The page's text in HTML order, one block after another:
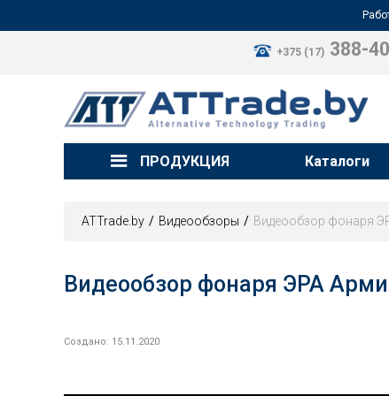
+375 (17) 388-
ПРОДУКЦИЯ Каталоги
ATTrade.by Видеообзоры Видеообзор фонаря
Видеообзор фонаря ЭРА
Создано: 15.11.2020